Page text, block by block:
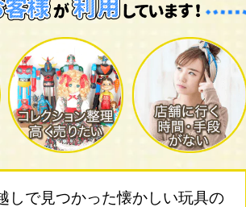
しで見つかった懐かしい玩具の